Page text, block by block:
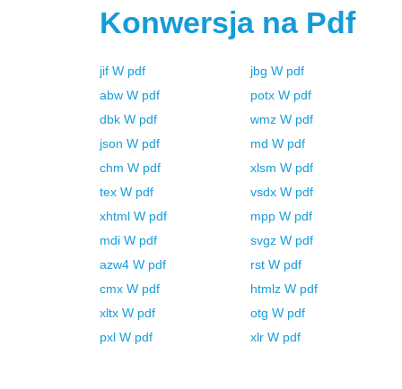
Konwersja na Pdf
jif W pdf jbg W pdf
abw W pdf potx W pdf
dbk W pdf wmz W pdf
json W pdf md W pdf
chm W pdf xlsm W pdf
tex W pdf vsdx W pdf
xhtml W pdf mpp W pdf
mdi W pdf svgz W pdf
azw4 W pdf rst W pdf
cmx W pdf htmlz W pdf
xltx W pdf otg W pdf
pxl W pdf xlr W pdf